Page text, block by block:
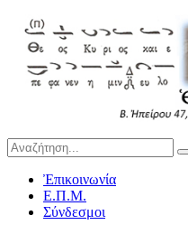
Ἐπικοινωνία
Ε.Π.Μ.
Σύνδεσμοι